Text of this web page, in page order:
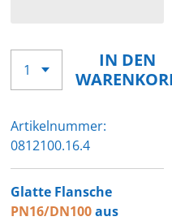
IN DEN
Artikelnummer:
0812100.16.4
Glatte Flansche
PN16/DN100aus